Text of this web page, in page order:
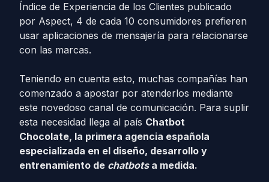
Índice de Experiencia de los Clientes publicado
por Aspect, 4 de cada 10 consumidores prefieren
usar aplicaciones de mensajería para relacionarse
con las marcas.
Teniendo en cuenta esto, muchas compañías han
comenzado a apostar por atenderlos mediante
este novedoso canal de comunicación. Para suplir
esta necesidad llega al país Chatbot
Chocolate, la primera agencia española
especializada en el diseño, desarrollo y
entrenamiento de chatbotsa medida.